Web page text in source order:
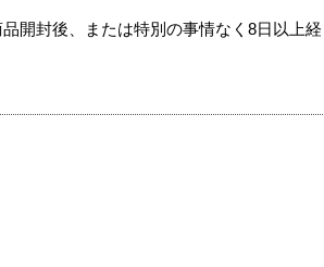
開封後、または特別の事情なく8日以上経